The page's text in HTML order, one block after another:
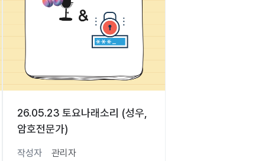
26.05.23 토요나래소리 (성우,
암호전문가)
작성자
관리자